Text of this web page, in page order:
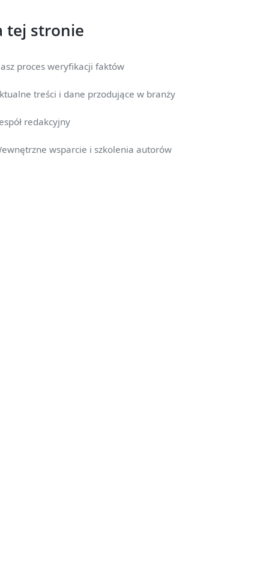
tej stronie
proces weryfikacji faktów
treści i dane przodujące w branży
redakcyjny
wsparcie i szkolenia autorów